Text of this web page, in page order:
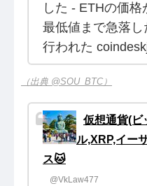
した - ETHの価
最低値まで急落
行われた
（出典 @SOU_BTC）
仮想通貨(ビ
ル,XRP,イー
ス🐱
@VkLaw477